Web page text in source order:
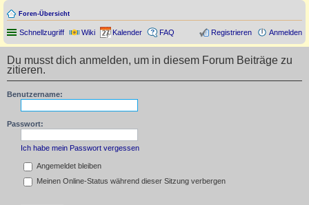
Foren-Übersicht
Schnellzugriff Wiki Kalender FAQ Anmelden
Registrieren
Du musst dich anmelden, um in diesem Forum Beiträge zu
zitieren.
Benutzername:
Passwort:
Ich habe mein Passwort vergessen
Angemeldet bleiben
Meinen Online-Status während dieser Sitzung verbergen